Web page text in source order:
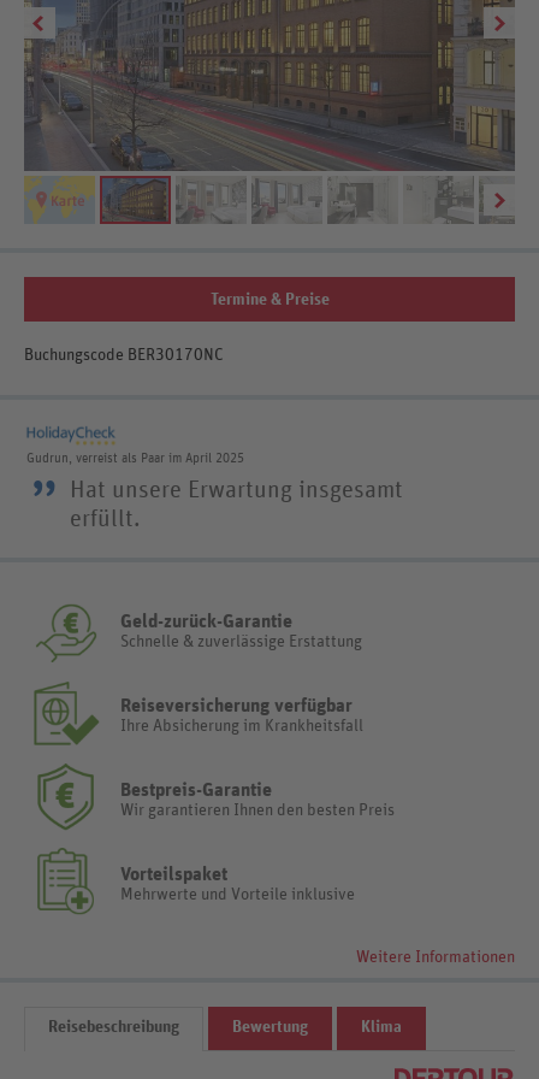
Termine & Preise
Buchungscode BER30170NC
Gudrun, verreist als Paar im April 2025
”
Hat unsere Erwartung insgesamt
erfüllt.
Geld-zurück-Garantie
Schnelle & zuverlässige Erstattung
Reiseversicherung verfügbar
Ihre Absicherung im Krankheitsfall
Bestpreis-Garantie
Wir garantieren Ihnen den besten Preis
Vorteilspaket
Mehrwerte und Vorteile inklusive
Weitere Informationen
Reisebeschreibung Bewertung Klima